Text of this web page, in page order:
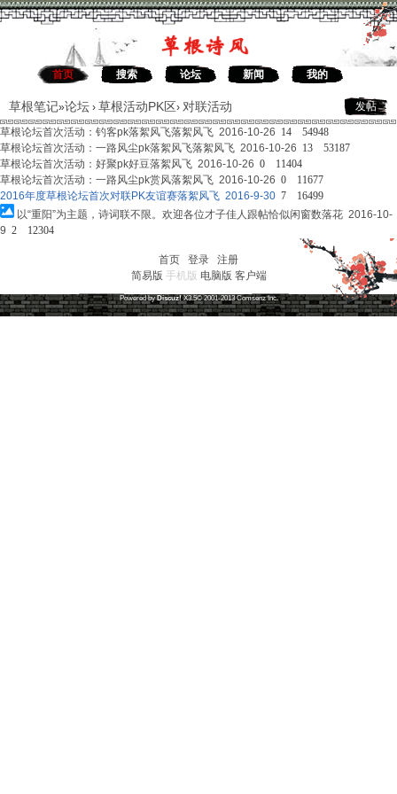
首页 搜索 论坛 新闻 我的
草根笔记»论坛 › 草根活动PK区› 对联活动 发帖
草根论坛首次活动：钓客pk落絮风飞落絮风飞 2016-10-26 14
54948
草根论坛首次活动：一路风尘pk落絮风飞落絮风飞 2016-10-26 13
53187
草根论坛首次活动：好聚pk好豆落絮风飞 2016-10-26 0
11404
草根论坛首次活动：一路风尘pk赏风落絮风飞 2016-10-26 0
11677
2016年度草根论坛首次对联PK友谊赛落絮风飞 2016-9-30 7
16499
以“重阳”为主题，诗词联不限。欢迎各位才子佳人跟帖恰似闲窗数落花 2016-10-
9 2 12304
首页 登录
注册
简易版 手机版 电脑版 客户端
Powered byDiscuz! X3.5© 2001-2013ComsenzInc.